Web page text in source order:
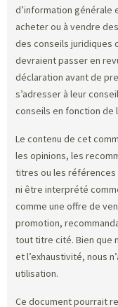
d’information générale
acheter ou à vendre
des conseils juridiques
devraient passer en
déclaration avant de
s’adresser à leur
conseils en fonction de
Le contenu de cet
les opinions, les
titres ou les
ni être interprété
comme une offre de
promotion,
tout titre cité. Bien que
et l’exhaustivité, nous
utilisation.
Ce document pourrait